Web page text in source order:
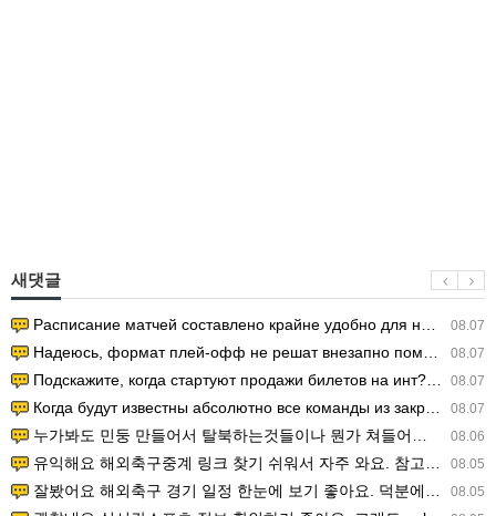
새댓글
08.07
Расписание матчей составлено крайне удобно для нашего часово…
08.07
Надеюсь, формат плей-офф не решат внезапно поменять. https:/…
08.07
Подскажите, когда стартуют продажи билетов на инт? https://g…
08.07
Когда будут известны абсолютно все команды из закрытых квали…
08.06
누가봐도 민둥 만들어서 탈북하는것들이나 뭔가 쳐들어오는 낌새를 미리 알아차리기 위함이지 저걸 전쟁준비라고 하…
08.05
유익해요 해외축구중계 링크 찾기 쉬워서 자주 와요. 참고로 무료스포츠중계 정보 확인할 때 출처 꼭 체크해요.…
08.05
잘봤어요 해외축구 경기 일정 한눈에 보기 좋아요. 덕분에 epl중계 볼 때 공식 중계 채널 먼저 찾아봐요. …